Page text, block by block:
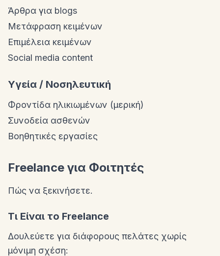
Άρθρα για blogs
Μετάφραση κειμένων
Επιμέλεια κειμένων
Social media content
Υγεία / Νοσηλευτική
Φροντίδα ηλικιωμένων (μερική)
Συνοδεία ασθενών
Βοηθητικές εργασίες
Freelance για Φοιτητές
Πώς να ξεκινήσετε.
Τι Είναι το Freelance
Δουλεύετε για διάφορους πελάτες χωρίς
μόνιμη σχέση: